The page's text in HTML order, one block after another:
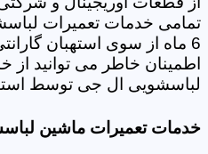
تمامی خدمات تعمیرات
6 ماه از سوی استهبان
اطمینان خاطر می توانید
لباسشویی ال جی توسط
خدمات تعمیرات ماشین